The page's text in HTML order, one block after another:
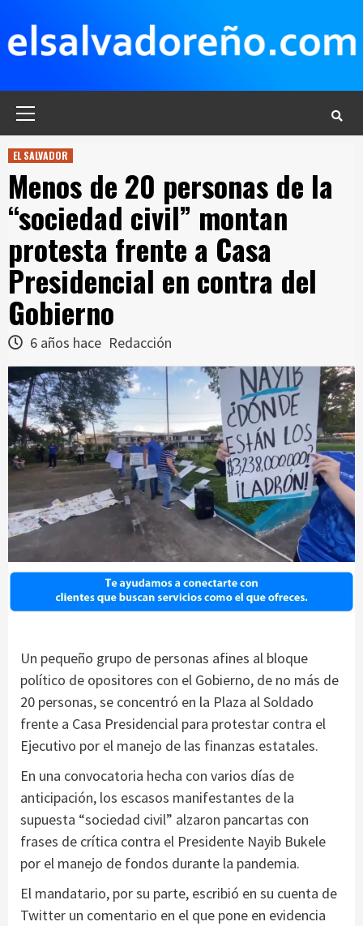
contenido
EL SALVADOR
Menos de 20 personas de la
“sociedad civil” montan
protesta frente a Casa
Presidencial en contra del
Gobierno
6 años hace Redacción
Un pequeño grupo de personas afines al bloque
político de opositores con el Gobierno, de no más de
20 personas, se concentró en la Plaza al Soldado
frente a Casa Presidencial para protestar contra el
Ejecutivo por el manejo de las finanzas estatales.
En una convocatoria hecha con varios días de
anticipación, los escasos manifestantes de la
supuesta “sociedad civil” alzaron pancartas con
frases de crítica contra el Presidente Nayib Bukele
por el manejo de fondos durante la pandemia.
El mandatario, por su parte, escribió en su cuenta de
Twitter un comentario en el que pone en evidencia